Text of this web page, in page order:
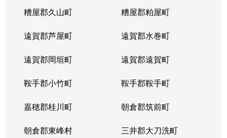
糟屋郡久山町 糟屋郡粕屋町
遠賀郡芦屋町 遠賀郡水巻町
遠賀郡岡垣町 遠賀郡遠賀町
鞍手郡小竹町 鞍手郡鞍手町
嘉穂郡桂川町 朝倉郡筑前町
朝倉郡東峰村 三井郡大刀洗町